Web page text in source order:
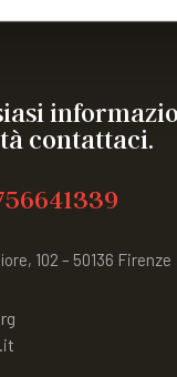
contattaci.
102 – 50136 Firenze